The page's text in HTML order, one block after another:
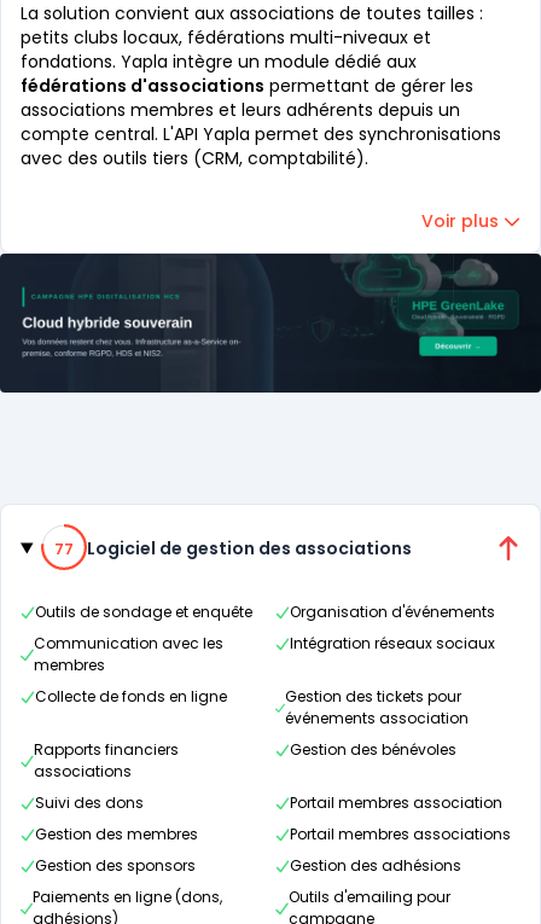
La solution convient aux associations de toutes tailles :
petits clubs locaux, fédérations multi-niveaux et
fondations. Yapla intègre un module dédié aux
fédérations d'associations permettant de gérer les
associations membres et leurs adhérents depuis un
compte central. L'API Yapla permet des synchronisations
avec des outils tiers (CRM, comptabilité).
Voir plus
Catégories
77% de compatibilité
77 Logiciel de gestion des associations
Outils de sondage et enquête
Organisation d'événements
Communication avec les
membres
Intégration réseaux sociaux
Collecte de fonds en ligne
Gestion des tickets pour
événements association
Rapports financiers
associations
Gestion des bénévoles
Suivi des dons
Portail membres association
Gestion des membres
Portail membres associations
Gestion des sponsors
Gestion des adhésions
Paiements en ligne (dons,
adhésions)
Outils d'emailing pour
campagne